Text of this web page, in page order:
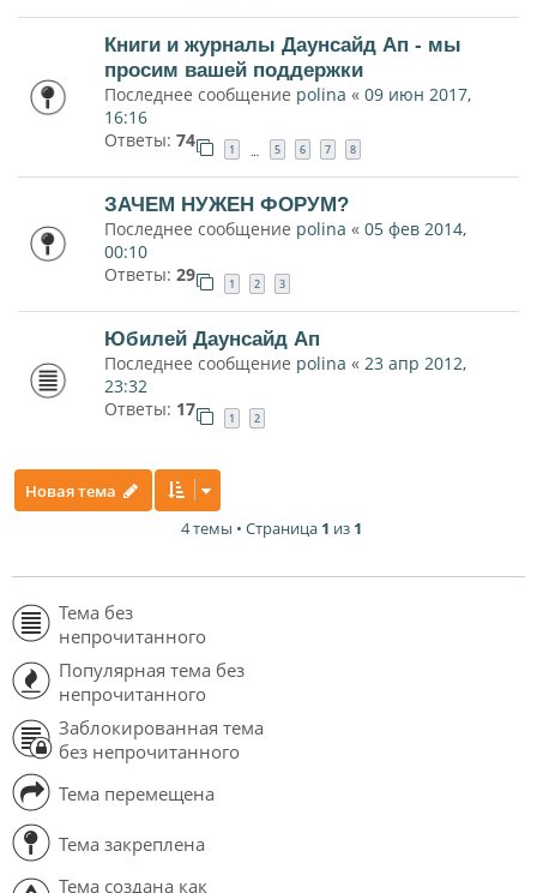
Книги и журналы Даунсайд Ап - мы
просим вашей поддержки
Последнее сообщение polina « 09 июн 2017,
16:16
Ответы: 74 1 … 5 6 7 8
ЗАЧЕМ НУЖЕН ФОРУМ?
Последнее сообщение polina « 05 фев 2014,
00:10
Ответы: 29 1 2 3
Юбилей Даунсайд Ап
Последнее сообщение polina « 23 апр 2012,
23:32
Ответы: 17 1 2
Новая тема
4 темы • Страница 1 из 1
Тема без
непрочитанного
Популярная тема без
непрочитанного
Заблокированная тема
без непрочитанного
Тема перемещена
Тема закреплена
Тема создана как